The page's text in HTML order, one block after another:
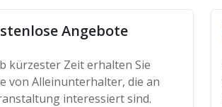
Angebote
kürzester Zeit erhalten Sie
von Alleinunterhalter, die an
interessiert sind.